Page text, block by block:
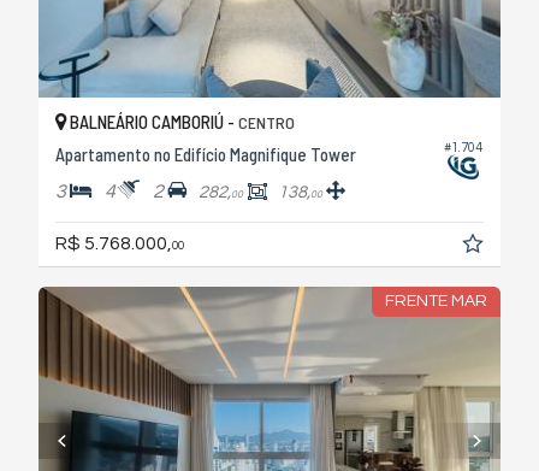
#1.704
BALNEÁRIO CAMBORIÚ - CENTRO
Apartamento no Edifício Magnifique Tower
3 4 2 282,00 138,00
R$ 5.768.000, 00
FRENTE MAR